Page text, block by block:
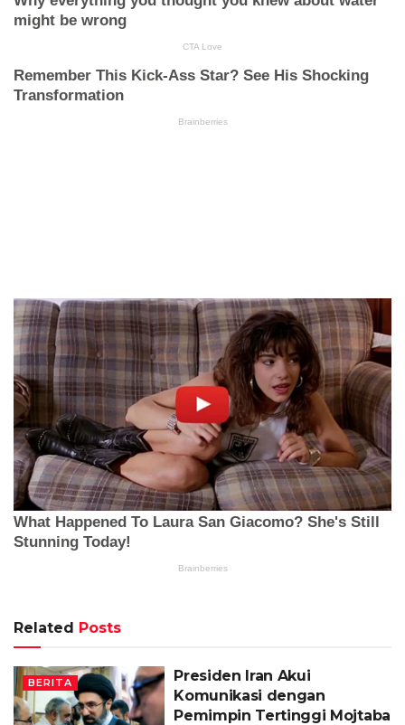
Related Posts
BERITA
Presiden Iran Akui
Komunikasi dengan
Pemimpin Tertinggi Mojtaba